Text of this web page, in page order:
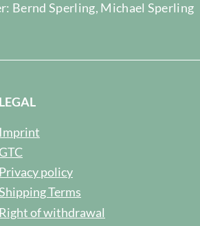
Bernd Sperling, Michael Sperling
LEGAL
Imprint
GTC
Privacy policy
Terms
Right of withdrawal